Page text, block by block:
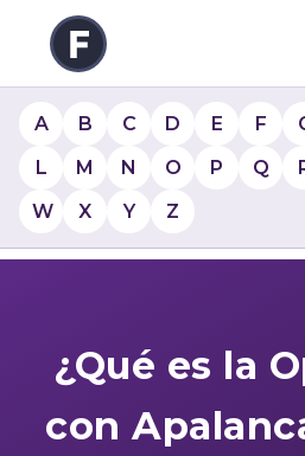
A B C D E F
L
M N O P Q
W
X Y Z
¿Qué es la
con